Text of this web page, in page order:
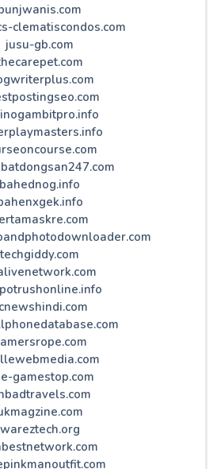
clematiscondos.com
jusu-gb.com
bahednog.info
techgiddy.com
gamestop.com
wareztech.org